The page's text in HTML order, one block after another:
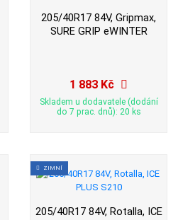
205/40R17 84V, Gripmax,
SURE GRIP eWINTER
1 883 Kč
Skladem u dodavatele (dodání
do 7 prac. dnů): 20 ks
ZIMNÍ
205/40R17 84V, Rotalla, ICE